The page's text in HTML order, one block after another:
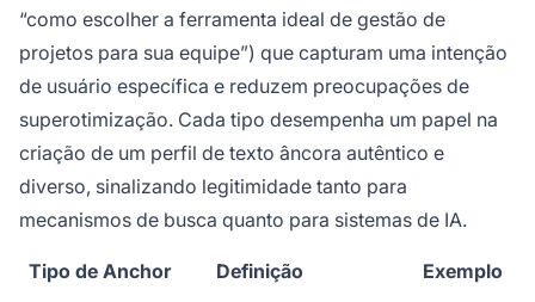
“como escolher a ferramenta ideal de gestão de
projetos para sua equipe”) que capturam uma intenção
de usuário específica e reduzem preocupações de
superotimização. Cada tipo desempenha um papel na
criação de um perfil de texto âncora autêntico e
diverso, sinalizando legitimidade tanto para
mecanismos de busca quanto para sistemas de IA.
Tipo de Anchor Definição Exemplo